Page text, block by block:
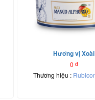
Hương vị Xoài
0 đ
Thương hiệu :